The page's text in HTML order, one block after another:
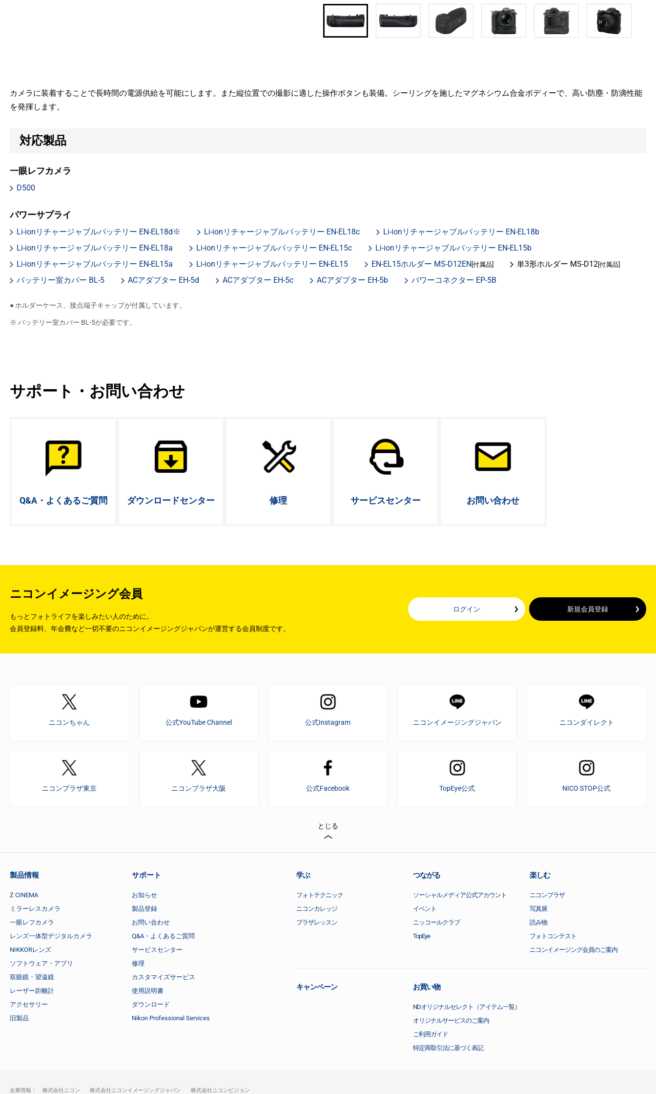
カメラに装着することで長時間の電源供給を可能にします。また縦位置での撮影に適した操作ボタンも装備。シーリングを施したマグネシウム合金ボディーで、高い防塵・防滴性能
を発揮します。
対応製品
一眼レフカメラ
D500
パワーサプライ
Li-ionリチャージャブルバッテリー EN-EL18d※ Li-ionリチャージャブルバッテリー EN-EL18c
Li-ionリチャージャブルバッテリー EN-EL18b
Li-ionリチャージャブルバッテリー EN-EL18a
Li-ionリチャージャブルバッテリー EN-EL15c
Li-ionリチャージャブルバッテリー EN-EL15b
Li-ionリチャージャブルバッテリー EN-EL15a
Li-ionリチャージャブルバッテリー EN-EL15 EN-EL15ホルダー MS-D12EN [付属品] 単3形ホルダー MS-D12 [付属品]
バッテリー室カバー BL-5 ACアダプター EH-5d ACアダプター EH-5c ACアダプター EH-5b パワーコネクター EP-5B
● ホルダーケース、接点端子キャップが付属しています。
※ バッテリー室カバー BL-5が必要です。
サポート・お問い合わせ
Q&A・よく あるご質問 ダウンロードセンター 修理 サービスセンター お問い合わせ
ニコンイメージング会員
もっとフォトライフを楽しみたい人のために。
会員登録料、年会費など一切不要のニコンイメージングジャパンが運営する会員制度です。
ログイン 新規会員登録
ニコンちゃん 公式YouTube Channel 公式Instagram ニコンイメージングジャパン ニコンダイレクト
ニコンプラザ東京 ニコンプラザ大阪 公式Facebook TopEye公式 NICO STOP公式
とじる
製品情報
Z CINEMA
ミラーレスカメラ
一眼レフカメラ
レンズ一体型デジタルカメラ
NIKKORレンズ
ソフトウェア・アプリ
双眼鏡・望遠鏡
レーザー距離計
アクセサリー
旧製品
サポート
お知らせ
製品登録
お問い合わせ
Q&A・よくあるご質問
サービスセンター
修理
カスタマイズサービス
使用説明書
ダウンロード
Nikon Professional Services
学ぶ
フォトテクニック
ニコンカレッジ
プラザレッスン
つながる
ソーシャルメディア公式アカウント
イベント
ニッコールクラブ
TopEye
楽しむ
ニコンプラザ
写真展
読み物
フォトコンテスト
ニコンイメージング会員のご案内
キャンペーン お買い物
NDオリジナルセレクト（アイテム一覧）
オリジナルサービスのご案内
ご利用ガイド
特定商取引法に基づく表記
企業情報： 株式会社ニコン 株式会社ニコンイメージングジャパン 株式会社ニコンビジョン